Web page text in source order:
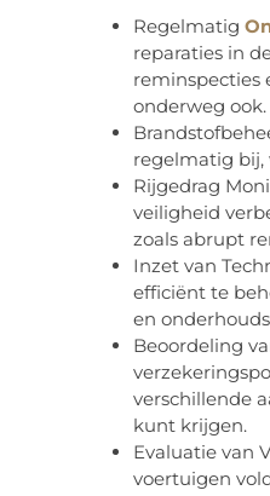
Regelmatig
reparaties in
reminspecties
onderweg ook.
regelmatig bij,
Rijgedrag
veiligheid
zoals abrupt
Inzet van
efficiënt te
en
Beoordeling
verschillende
kunt krijgen.
Evaluatie van
voertuigen